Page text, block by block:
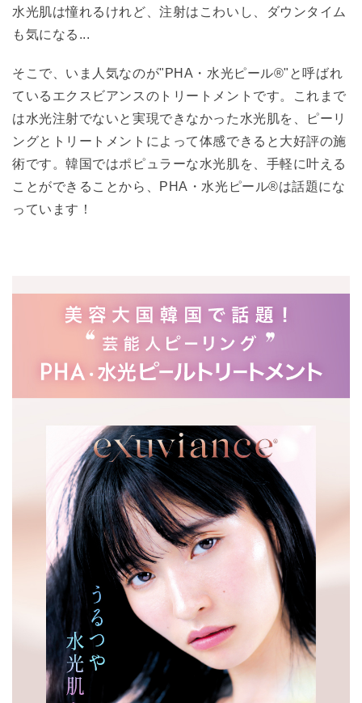
水光肌は憧れるけれど、注射はこわいし、ダウンタイム
も気になる...
そこで、いま人気なのが"PHA・水光ピール®︎"と呼ばれ
ているエクスビアンスのトリートメントです。これまで
は水光注射でないと実現できなかった水光肌を、ピーリ
ングとトリートメントによって体感できると大好評の施
術です。韓国ではポピュラーな水光肌を、手軽に叶える
ことができることから、PHA・水光ピール®︎は話題にな
っています！